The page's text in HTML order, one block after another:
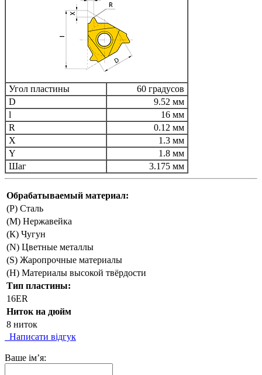
Угол пластины
60 градусов
D
9.52 мм
l
16 мм
R
0.12 мм
X
1.3 мм
Y
1.8 мм
Шаг
3.175 мм
Обрабатываемый материал:
(P) Сталь
(М) Нержавейка
(К) Чугун
(N) Цветные металлы
(S) Жаропрочные материалы
(H) Материалы высокой твёрдости
Тип пластины:
16ER
Ниток на дюйм
8 ниток
Написати відгук
Ваше ім’я: